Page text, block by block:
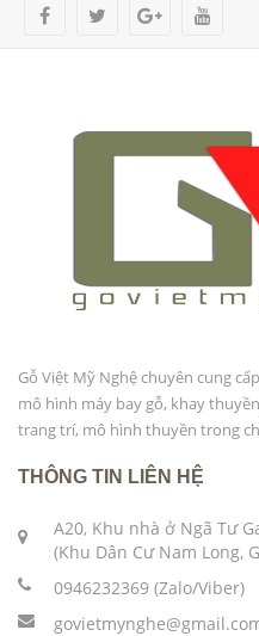
Gỗ Việt Mỹ Nghệ chuyên cung
mô hình máy bay gỗ, khay
trang trí, mô hình thuyền trong
THÔNG TIN LIÊN HỆ
A20, Khu nhà ở Ngã Tư
(Khu Dân Cư Nam Long,
0946232369 (Zalo/Viber)